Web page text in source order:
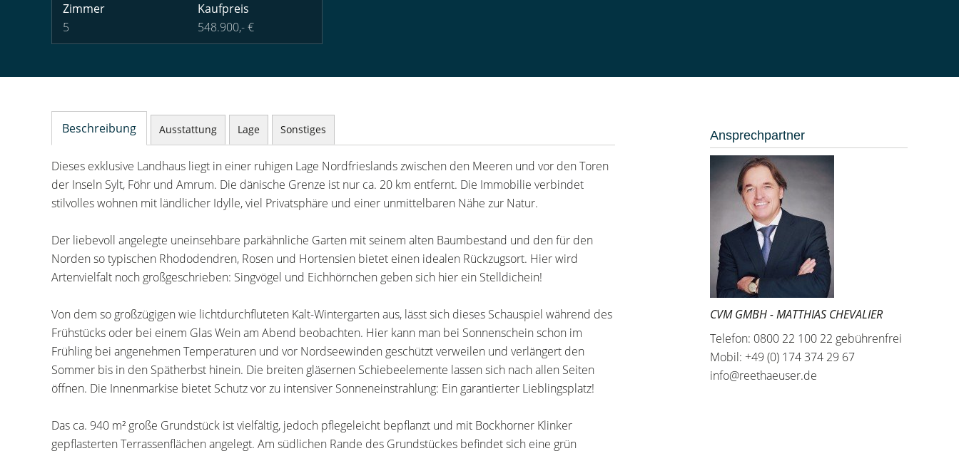
Zimmer
5
Kaufpreis
548.900,- €
Beschreibung Ausstattung Lage Sonstiges
Dieses exklusive Landhaus liegt in einer ruhigen Lage Nordfrieslands zwischen den Meeren und vor den Toren
der Inseln Sylt, Föhr und Amrum. Die dänische Grenze ist nur ca. 20 km entfernt. Die Immobilie verbindet
stilvolles wohnen mit ländlicher Idylle, viel Privatsphäre und einer unmittelbaren Nähe zur Natur.
Der liebevoll angelegte uneinsehbare parkähnliche Garten mit seinem alten Baumbestand und den für den
Norden so typischen Rhododendren, Rosen und Hortensien bietet einen idealen Rückzugsort. Hier wird
Artenvielfalt noch großgeschrieben: Singvögel und Eichhörnchen geben sich hier ein Stelldichein!
Von dem so großzügigen wie lichtdurchfluteten Kalt-Wintergarten aus, lässt sich dieses Schauspiel während des
Frühstücks oder bei einem Glas Wein am Abend beobachten. Hier kann man bei Sonnenschein schon im
Frühling bei angenehmen Temperaturen und vor Nordseewinden geschützt verweilen und verlängert den
Sommer bis in den Spätherbst hinein. Die breiten gläsernen Schiebeelemente lassen sich nach allen Seiten
öffnen. Die Innenmarkise bietet Schutz vor zu intensiver Sonneneinstrahlung: Ein garantierter Lieblingsplatz!
Das ca. 940 m² große Grundstück ist vielfältig, jedoch pflegeleicht bepflanzt und mit Bockhorner Klinker
gepflasterten Terrassenflächen angelegt. Am südlichen Rande des Grundstückes befindet sich eine grün
Ansprechpartner
CVM GMBH - MATTHIAS CHEVALIER
Telefon: 0800 22 100 22 gebührenfrei
Mobil: +49 (0) 174 374 29 67
info@reethaeuser.de